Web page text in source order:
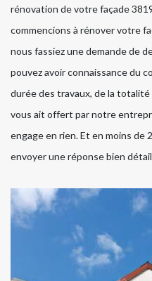
rénovation de votre façade
commencions à rénover votre
nous fassiez une demande de
pouvez avoir connaissance du
durée des travaux, de la
vous ait offert par notre
engage en rien. Et en moins de
envoyer une réponse bien